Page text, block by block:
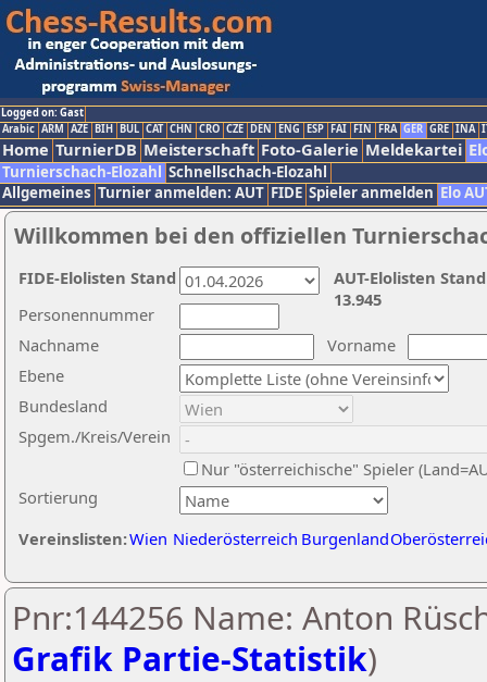
Logged on: Gast
Arabic ARM AZE BIH BUL CAT CHN CRO CZE DEN ENG ESP FAI FIN FRA GER GRE INA
Home TurnierDB Meisterschaft Foto-Galerie Meldekartei
Turnierschach-Elozahl Schnellschach-Elozahl
Allgemeines Turnier anmelden: AUT FIDE Spieler anmelden Elo
Willkommen bei den offiziellen
Nachname
Vorname
Ebene
Sortierung
Personennummer
Bundesland
Spgem./Kreis/Verein
Nur "österreichische" Spieler
Vereinslisten:Wien Niederösterreich Burgenland
AUT-Elolisten
13.945
FIDE-Elolisten Stand
Pnr:144256 Name: Anton
Grafik Partie-Statistik)